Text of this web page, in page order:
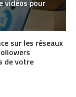
vidéos pour
sur les réseaux
de votre